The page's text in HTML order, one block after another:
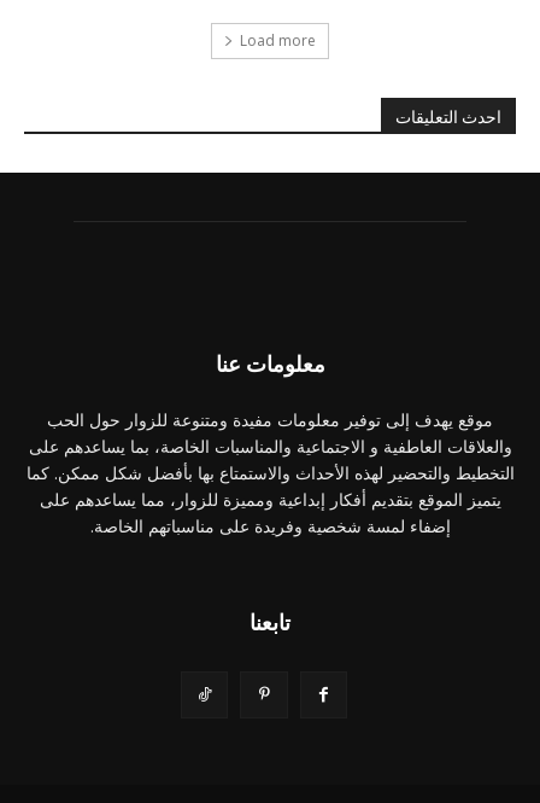
Load more
احدث التعليقات
معلومات عنا
موقع يهدف إلى توفير معلومات مفيدة ومتنوعة للزوار حول الحب
والعلاقات العاطفية و الاجتماعية والمناسبات الخاصة، بما يساعدهم على
التخطيط والتحضير لهذه الأحداث والاستمتاع بها بأفضل شكل ممكن. كما
يتميز الموقع بتقديم أفكار إبداعية ومميزة للزوار، مما يساعدهم على
إضفاء لمسة شخصية وفريدة على مناسباتهم الخاصة.
تابعنا